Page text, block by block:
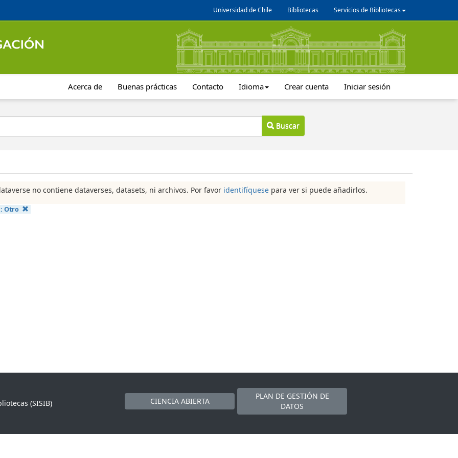
Universidad de Chile Bibliotecas Servicios de Bibliotecas
Acerca de Buenas prácticas Contacto Idioma Crear cuenta Iniciar sesión
Buscar
no contiene dataverses, datasets, ni archivos. Por favor identifíquese para ver si puede añadirlos.
Otro
(SISIB)
CIENCIA ABIERTA
PLAN DE GESTIÓN DE
DATOS